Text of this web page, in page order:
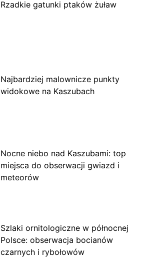
Rzadkie gatunki ptaków żuław
Najbardziej malownicze punkty
widokowe na Kaszubach
Nocne niebo nad Kaszubami: top
miejsca do obserwacji gwiazd i
meteorów
Szlaki ornitologiczne w północnej
Polsce: obserwacja bocianów
czarnych i rybołowów